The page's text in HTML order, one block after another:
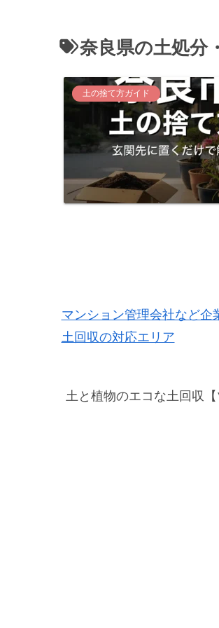
奈良県の土処分
土の捨て方ガイド
マンション管理会社など企
土回収の対応エリア
土と植物のエコな土回収【